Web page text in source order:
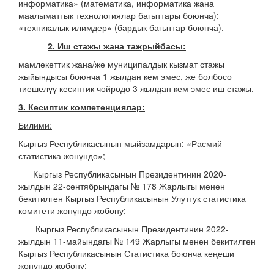
информатика» (математика, информатика жана
маалыматтык технологиялар багыттары боюнча);
«техникалык илимдер» (бардык багыттар боюнча).
2. Иш стажы жана тажрыйбасы:
мамлекеттик жана/же муниципалдык кызмат стажы
жыйындысы боюнча 1 жылдан кем эмес, же болбосо
тиешелүү кесиптик чөйрөдө 3 жылдан кем эмес иш стажы.
3. Кесиптик компетенциялар:
Билими:
Кыргыз Республикасынын мыйзамдарын: «Расмий
статистика жөнүндө»;
Кыргыз Республикасынын Президентинин 2020-
жылдын 22-сентябрындагы № 178 Жарлыгы менен
бекитилген Кыргыз Республикасынын Улуттук статистика
комитети жөнүндө жобону;
Кыргыз Республикасынын Президентинин 2022-
жылдын 11-майындагы № 149 Жарлыгы менен бекитилген
Кыргыз Республикасынын Статистика боюнча кеңеши
жөнүндө жобону;